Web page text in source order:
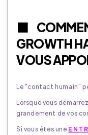
GROWTH
VOUS
Le "contact humain"
Lorsque vous
grandement de vos
Si vous êtes une